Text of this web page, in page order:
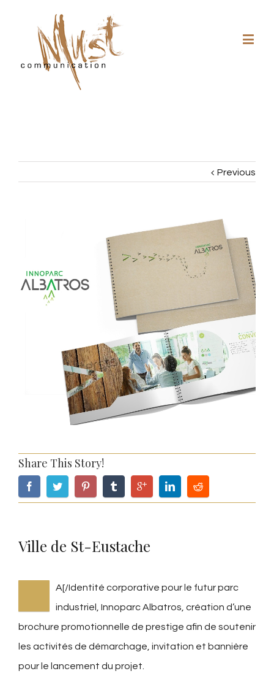
Previous
Share This Story!
Ville de St-Eustache
A[/Identité corporative pour le futur parc
industriel, Innoparc Albatros, création d’une
brochure promotionnelle de prestige afin de soutenir
les activités de démarchage, invitation et bannière
pour le lancement du projet.